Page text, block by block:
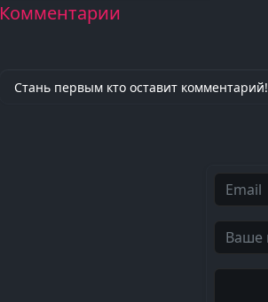
Комментарии
Стань первым кто оставит комментарий!